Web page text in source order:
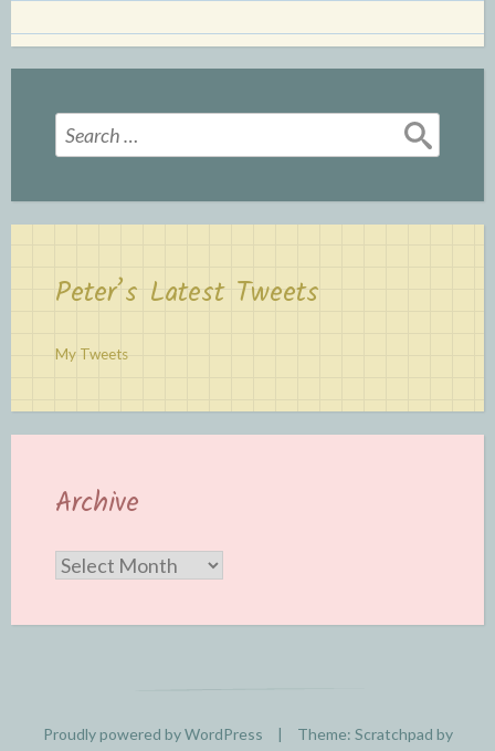
Search
for:
Peter’s Latest Tweets
My Tweets
Archive
Archive
Proudly powered by WordPress | Theme: Scratchpad by